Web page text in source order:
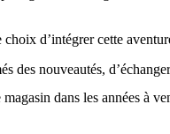
d’intégrer cette
des nouveautés,
dans les années à